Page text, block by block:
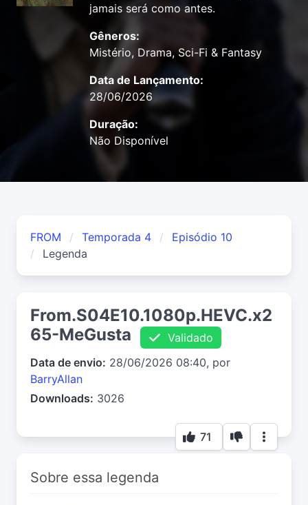
jamais será como antes.
Gêneros:
Mistério, Drama, Sci-Fi & Fantasy
Data de Lançamento:
28/06/2026
Duração:
Não Disponível
FROM Temporada 4
Episódio 10
Legenda
From.S04E10.1080p.HEVC.x2
65-MeGusta
Validado
Data de envio: 28/06/2026 08:40, por
BarryAllan
Downloads: 3026
71
Sobre essa legenda